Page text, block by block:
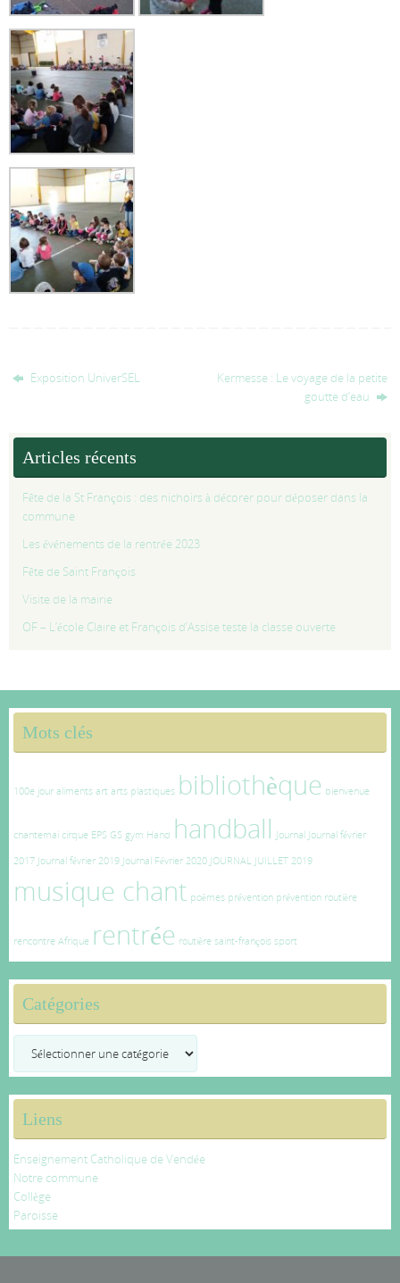
Exposition UniverSEL
Kermesse : Le voyage de la petite
goutte d’eau
Articles récents
Fête de la St François : des nichoirs à décorer pour déposer dans la
commune
Les événements de la rentrée 2023
Fête de Saint François
Visite de la mairie
OF – L’école Claire et François d’Assise teste la classe ouverte
Mots clés
100e jour aliments art arts plastiques bibliothèque bienvenue
chantemai cirque EPS GS gym Hand handball Journal Journal février
2017 Journal février 2019 Journal Février 2020 JOURNAL JUILLET 2019
musique chant poèmes prévention prévention routière
rencontre Afrique rentrée routière saint-françois sport
Catégories
Liens
Enseignement Catholique de Vendée
Notre commune
Collège
Paroisse